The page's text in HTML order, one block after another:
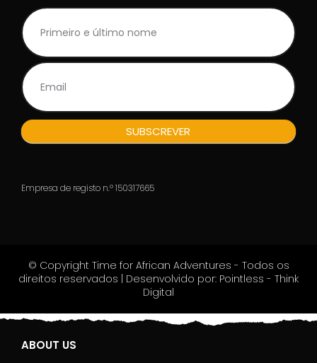
NL
Rodape_PT
f
y
u
a
r
h
u
n
t
i
f
i
SUBSCREVER
Empresa de registo n.º 150317665
© Copyright Time for African Adventures - Todos os
direitos reservados | Desenvolvido por: Pointless - Think
Digital
ABOUT US